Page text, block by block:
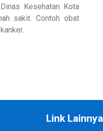
Kesehatan Kota
sakit. Contoh obat
Link Lainnya